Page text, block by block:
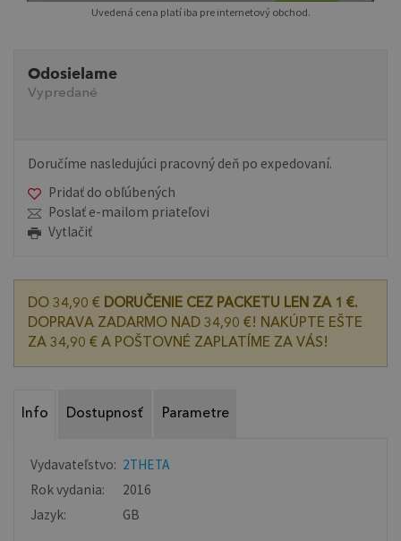
Uvedená cena platí iba pre internetový obchod.
Odosielame
Vypredané
Doručíme nasledujúci pracovný deň po expedovaní.
Pridať do obľúbených
Poslať e-mailom priateľovi
Vytlačiť
DO 34,90 € DORUČENIE CEZ PACKETU LEN ZA 1 €.
DOPRAVA ZADARMO NAD 34,90 €! NAKÚPTE EŠTE
ZA 34,90 € A POŠTOVNÉ ZAPLATÍME ZA VÁS!
Info Dostupnosť Parametre
Vydavateľstvo: 2THETA
Rok vydania:
2016
Jazyk:
GB